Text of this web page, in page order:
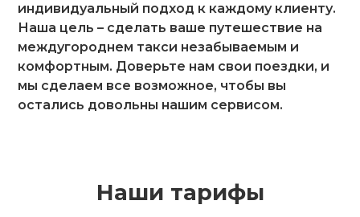
индивидуальный подход к каждому клиенту.
Наша цель – сделать ваше путешествие на
междугороднем такси незабываемым и
комфортным. Доверьте нам свои поездки, и
мы сделаем все возможное, чтобы вы
остались довольны нашим сервисом.
Наши тарифы